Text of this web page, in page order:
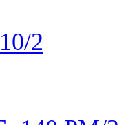
2